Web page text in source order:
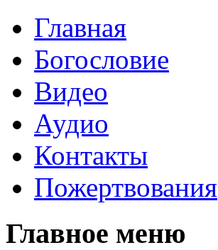
Главная
Богословие
Видео
Аудио
Контакты
Пожертвования
Главное меню